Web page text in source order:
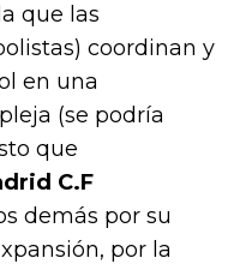
que las
coordinan y
en una
(se podría
que
C.F
demás por su
por la